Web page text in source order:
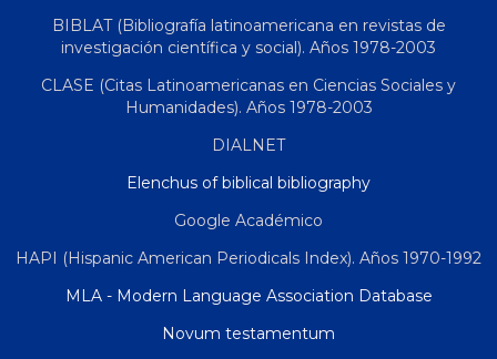
BIBLAT (Bibliografía latinoamericana en revistas de
investigación científica y social). Años 1978-2003
CLASE (Citas Latinoamericanas en Ciencias Sociales y
Humanidades). Años 1978-2003
DIALNET
Elenchus of biblical bibliography
Google Académico
HAPI (Hispanic American Periodicals Index). Años 1970-1992
MLA - Modern Language Association Database
Novum testamentum